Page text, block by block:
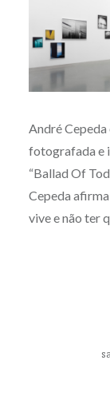
André Cepeda
fotografada e
“Ballad Of
Cepeda
vive e não ter